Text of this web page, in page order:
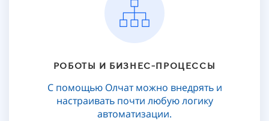
РОБОТЫ И БИЗНЕС-ПРОЦЕССЫ
С помощью Олчат можно внедрять и
настраивать почти любую логику
автоматизации.